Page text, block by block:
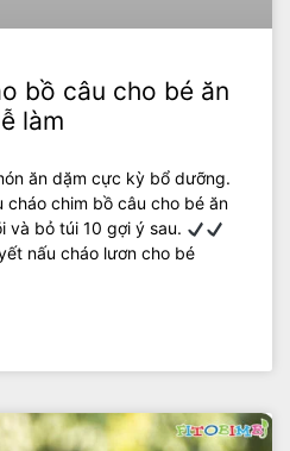
bồ câu cho bé ăn
làm
ăn dặm cực kỳ bổ dưỡng.
cháo chim bồ câu cho bé ăn
và bỏ túi 10 gợi ý sau.
nấu cháo lươn cho bé